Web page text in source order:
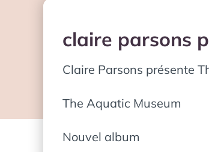
claire parsons
Claire Parsons présente
The Aquatic Museum
Nouvel album